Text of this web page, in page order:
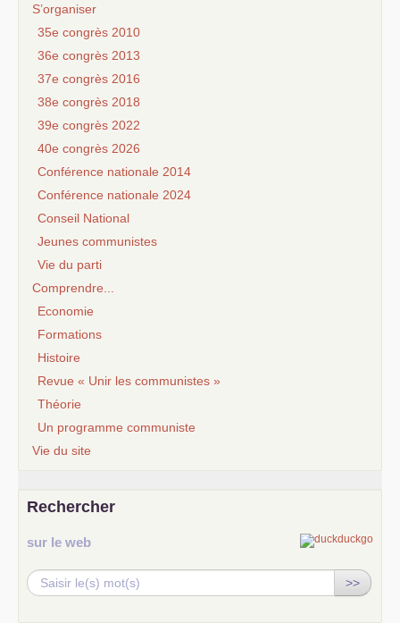
S’organiser
35e congrès 2010
36e congrès 2013
37e congrès 2016
38e congrès 2018
39e congrès 2022
40e congrès 2026
Conférence nationale 2014
Conférence nationale 2024
Conseil National
Jeunes communistes
Vie du parti
Comprendre...
Economie
Formations
Histoire
Revue « Unir les communistes »
Théorie
Un programme communiste
Vie du site
Rechercher
sur le web
>>